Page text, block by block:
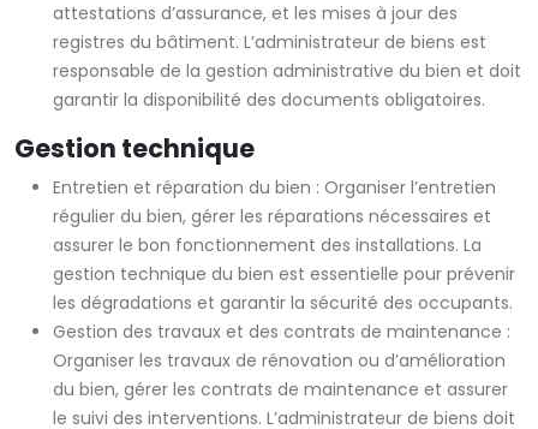
attestations d’assurance, et les mises à jour des
registres du bâtiment. L’administrateur de biens est
responsable de la gestion administrative du bien et doit
garantir la disponibilité des documents obligatoires.
Gestion technique
Entretien et réparation du bien : Organiser l’entretien
régulier du bien, gérer les réparations nécessaires et
assurer le bon fonctionnement des installations. La
gestion technique du bien est essentielle pour prévenir
les dégradations et garantir la sécurité des occupants.
Gestion des travaux et des contrats de maintenance :
Organiser les travaux de rénovation ou d’amélioration
du bien, gérer les contrats de maintenance et assurer
le suivi des interventions. L’administrateur de biens doit